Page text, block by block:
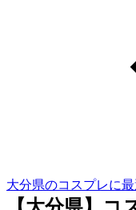
大分県のコスプレに